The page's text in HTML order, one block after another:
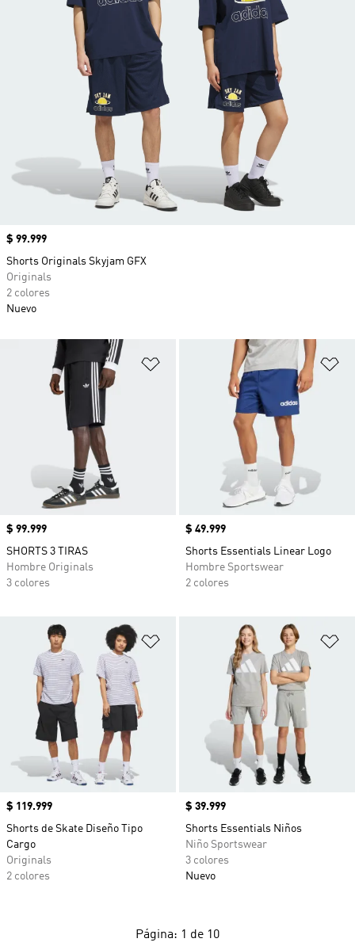
Añadir a la lista de deseos
Precio
$ 99.999
SHORTS 3 TIRAS
Hombre Originals
3 colores
Precio
$ 49.999
Shorts Essentials Linear Logo
Hombre Sportswear
2 colores
Añadir a la lista de deseos
Precio
$ 119.999
Shorts de Skate Diseño Tipo
Cargo
Originals
2 colores
Precio
$ 39.999
Shorts Essentials Niños
Niño Sportswear
3 colores
Nuevo
Precio
$ 99.999
Shorts Originals Skyjam GFX
Originals
2 colores
Nuevo
Página: 1 de 10